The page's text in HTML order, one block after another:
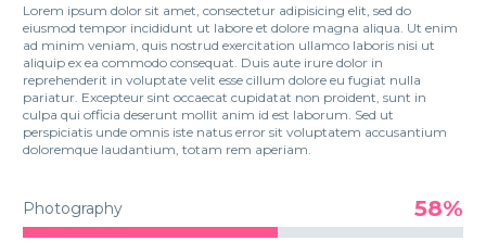
Lorem ipsum dolor sit amet, consectetur adipisicing elit, sed do
eiusmod tempor incididunt ut labore et dolore magna aliqua. Ut enim
ad minim veniam, quis nostrud exercitation ullamco laboris nisi ut
aliquip ex ea commodo consequat. Duis aute irure dolor in
reprehenderit in voluptate velit esse cillum dolore eu fugiat nulla
pariatur. Excepteur sint occaecat cupidatat non proident, sunt in
culpa qui officia deserunt mollit anim id est laborum. Sed ut
perspiciatis unde omnis iste natus error sit voluptatem accusantium
doloremque laudantium, totam rem aperiam.
Photography 58%